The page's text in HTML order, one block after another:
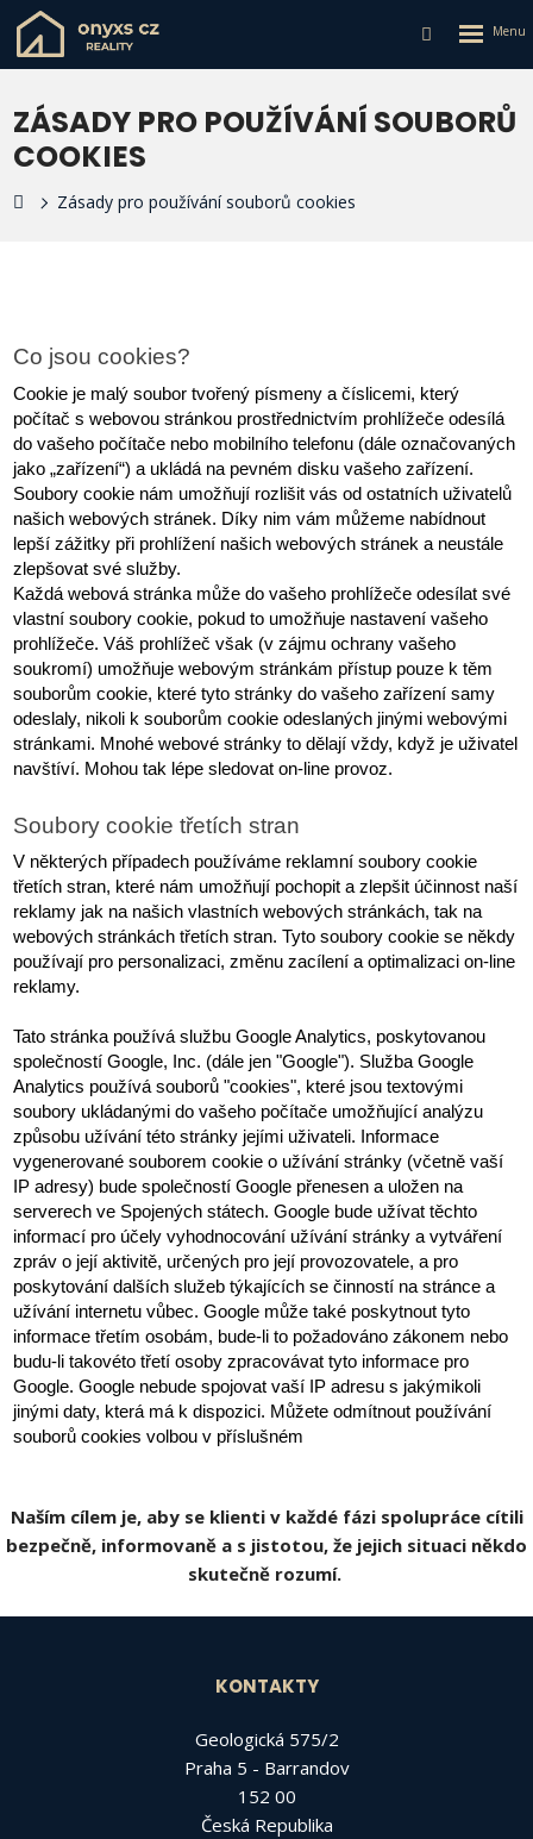
Vyhledávání
ZÁSADY PRO POUŽÍVÁNÍ SOUBORŮ
COOKIES
Zásady pro používání souborů cookies
Co jsou cookies?
Cookie je malý soubor tvořený písmeny a číslicemi, který
počítač s webovou stránkou prostřednictvím prohlížeče odesílá
do vašeho počítače nebo mobilního telefonu (dále označovaných
jako „zařízení“) a ukládá na pevném disku vašeho zařízení.
Soubory cookie nám umožňují rozlišit vás od ostatních uživatelů
našich webových stránek. Díky nim vám můžeme nabídnout
lepší zážitky při prohlížení našich webových stránek a neustále
zlepšovat své služby.
Každá webová stránka může do vašeho prohlížeče odesílat své
vlastní soubory cookie, pokud to umožňuje nastavení vašeho
prohlížeče. Váš prohlížeč však (v zájmu ochrany vašeho
soukromí) umožňuje webovým stránkám přístup pouze k těm
souborům cookie, které tyto stránky do vašeho zařízení samy
odeslaly, nikoli k souborům cookie odeslaných jinými webovými
stránkami. Mnohé webové stránky to dělají vždy, když je uživatel
navštíví. Mohou tak lépe sledovat on-line provoz.
Soubory cookie třetích stran
V některých případech používáme reklamní soubory cookie
třetích stran, které nám umožňují pochopit a zlepšit účinnost naší
reklamy jak na našich vlastních webových stránkách, tak na
webových stránkách třetích stran. Tyto soubory cookie se někdy
používají pro personalizaci, změnu zacílení a optimalizaci on-line
reklamy.
Tato stránka používá službu Google Analytics, poskytovanou
společností Google, Inc. (dále jen "Google"). Služba Google
Analytics používá souborů "cookies", které jsou textovými
soubory ukládanými do vašeho počítače umožňující analýzu
způsobu užívání této stránky jejími uživateli. Informace
vygenerované souborem cookie o užívání stránky (včetně vaší
IP adresy) bude společností Google přenesen a uložen na
serverech ve Spojených státech. Google bude užívat těchto
informací pro účely vyhodnocování užívání stránky a vytváření
zpráv o její aktivitě, určených pro její provozovatele, a pro
poskytování dalších služeb týkajících se činností na stránce a
užívání internetu vůbec. Google může také poskytnout tyto
informace třetím osobám, bude-li to požadováno zákonem nebo
budu-li takovéto třetí osoby zpracovávat tyto informace pro
Google. Google nebude spojovat vaší IP adresu s jakýmikoli
jinými daty, která má k dispozici. Můžete odmítnout používání
souborů cookies volbou v příslušném
Naším cílem je, aby se klienti v každé fázi spolupráce cítili
bezpečně, informovaně a s jistotou, že jejich situaci někdo
skutečně rozumí.
KONTAKTY
Geologická 575/2
Praha 5 - Barrandov
152 00
Česká Republika